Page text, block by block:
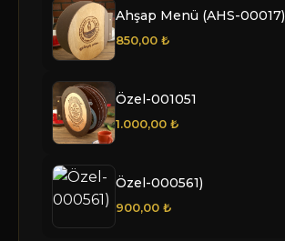
Ahşap Menü (AHS-00017)
850,00 ₺
Özel-001051
1.000,00 ₺
Özel-000561)
900,00 ₺